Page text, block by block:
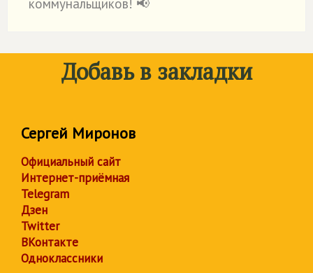
коммунальщиков! 📢
Добавь в закладки
Сергей Миронов
Официальный сайт
Интернет-приёмная
Telegram
Дзен
Twitter
ВКонтакте
Одноклассники